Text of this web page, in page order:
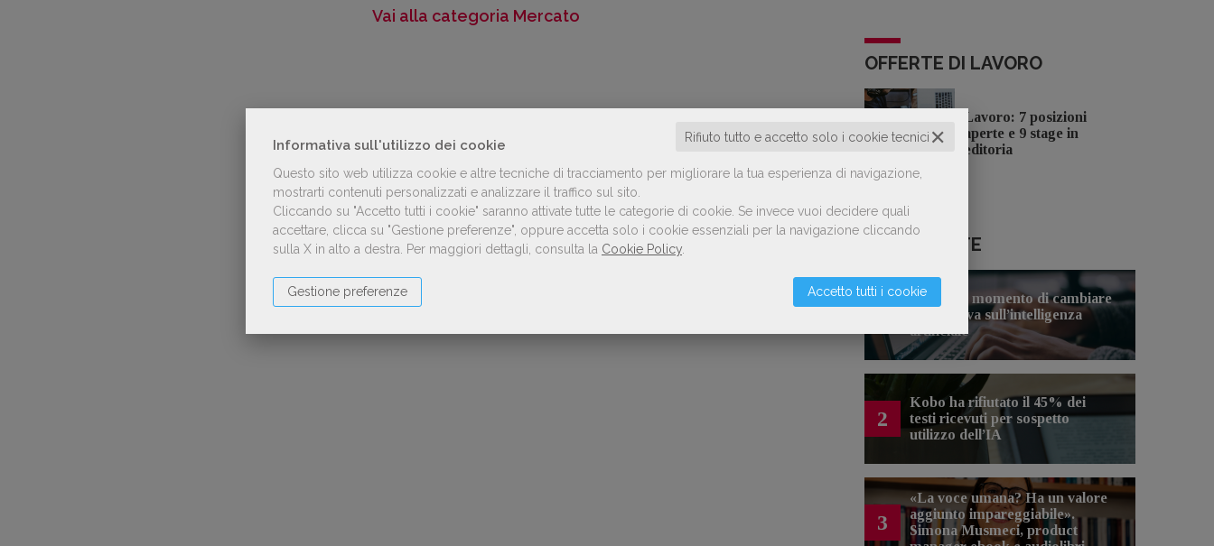
Informativa sull'utilizzo dei cookie ✕
Rifiuto tutto e accetto solo i cookie tecnici
Questo sito web utilizza cookie e altre tecniche di tracciamento per migliorare la tua esperienza di navigazione,
mostrarti contenuti personalizzati e analizzare il traffico sul sito.
Cliccando su "Accetto tutti i cookie" saranno attivate tutte le categorie di cookie. Se invece vuoi decidere quali
accettare, clicca su "Gestione preferenze", oppure accetta solo i cookie essenziali per la navigazione cliccando
sulla X in alto a destra.
Per maggiori dettagli, consulta la Cookie Policy
Accetto tutti i cookie
Gestione preferenze
Vai alla categoria Mercato
OFFERTE DI LAVORO
Lavoro: 7 posizioni
aperte e 9 stage in
editoria
LE PIÙ LETTE
1
Forse è il momento di cambiare
prospettiva sull’intelligenza
artificiale
2
Kobo ha rifiutato il 45% dei
testi ricevuti per sospetto
utilizzo dell’IA
3
«La voce umana? Ha un valore
aggiunto impareggiabile».
Simona Musmeci, product